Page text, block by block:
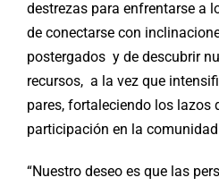
destrezas para enfrentarse a
de conectarse con
postergados y de descubrir
recursos, a la vez que
pares, fortaleciendo los lazos
participación en la
“Nuestro deseo es que las